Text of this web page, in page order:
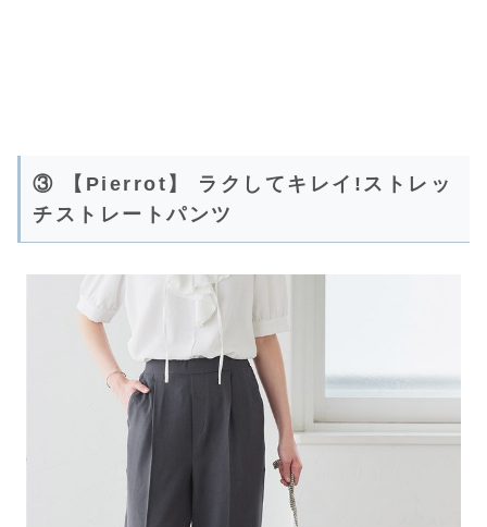
③ 【Pierrot】 ラクしてキレイ!ストレッ
チストレートパンツ